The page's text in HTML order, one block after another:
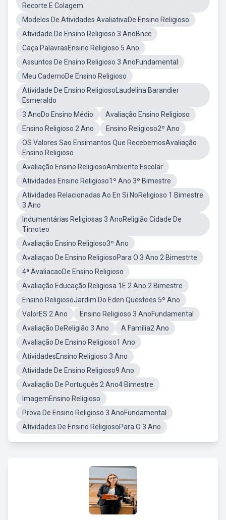
Recorte E Colagem
Modelos De Atividades AvaliativaDe Ensino Religioso
Atividade De Ensino Religioso 3 AnoBncc
Caça PalavrasEnsino Religioso 5 Ano
Assuntos De Ensino Religioso 3 AnoFundamental
Meu CadernoDe Ensino Religioso
Atividade De Ensino ReligiosoLaudelina Barandier
Esmeraldo
3 AnoDo Ensino Médio
Avaliação Ensino Religioso
Ensino Religioso 2 Ano
Ensino Religioso2º Ano
OS Valores Sao Ensimantos Que RecebemosAvaliação
Ensino Religioso
Avaliação Ensino ReligiosoAmbiente Escolar
Atividades Ensino Religioso1º Ano 3º Bimestre
Atividades Relacionadas Ao En Si NoReligioso 1 Bimestre
3 Ano
Indumentárias Religiosas 3 AnoReligião Cidade De
Timoteo
Avaliação Ensino Religioso3º Ano
Avaliaçao De Ensino ReligiosoPara O 3 Ano 2 Bimestrte
4ª AvaliacaoDe Ensino Religioso
Avaliação Educação Religiosa 1E 2 Ano 2 Bimestre
Ensino ReligiosoJardim Do Eden Questoes 5º Ano
ValorES 2 Ano
Ensino Religioso 3 AnoFundamental
Avaliação DeReligião 3 Ano
A Família2 Ano
Avaliação De Ensino Religioso1 Ano
AtividadesEnsino Religioso 3 Ano
Atividade De Ensino Religioso9 Ano
Avaliação De Português 2 Ano4 Bimestre
ImagemEnsino Religioso
Prova De Ensino Religioso 3 AnoFundamental
Atividades De Ensino ReligiosoPara O 3 Ano